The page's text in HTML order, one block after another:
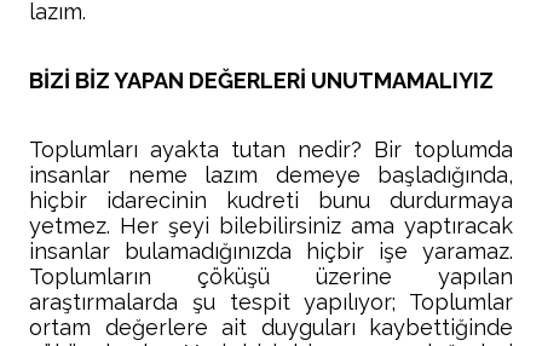
lazım.
BİZİ BİZ YAPAN DEĞERLERİ UNUTMAMALIYIZ
Toplumları ayakta tutan nedir? Bir toplumda
insanlar neme lazım demeye başladığında,
hiçbir idarecinin kudreti bunu durdurmaya
yetmez. Her şeyi bilebilirsiniz ama yaptıracak
insanlar bulamadığınızda hiçbir işe yaramaz.
Toplumların çöküşü üzerine yapılan
araştırmalarda şu tespit yapılıyor; Toplumlar
ortam değerlere ait duyguları kaybettiğinde